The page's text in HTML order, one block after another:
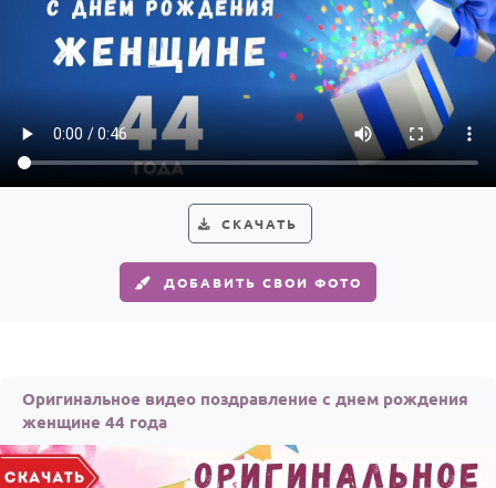
СКАЧАТЬ
ДОБАВИТЬ СВОИ ФОТО
Оригинальное видео поздравление с днем рождения
женщине 44 года